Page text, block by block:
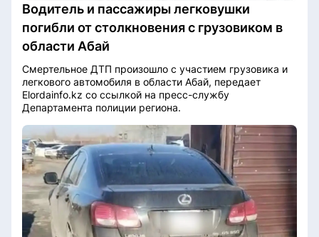
Водитель и пассажиры легковушки
погибли от столкновения с грузовиком в
области Абай
Смертельное ДТП произошло с участием грузовика и
легкового автомобиля в области Абай, передает
Elordainfo.kz со ссылкой на пресс-службу
Департамента полиции региона.